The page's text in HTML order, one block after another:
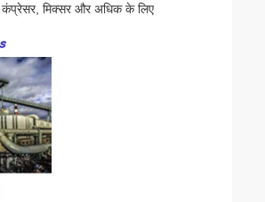
कंप्रेसर, मिक्सर और अधिक के लिए